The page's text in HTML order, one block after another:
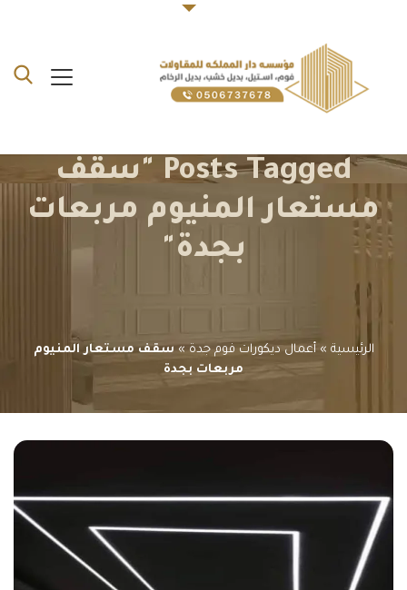
Posts Tagged "سقف
مستعار المنيوم مربعات
بجدة"
الرئيسية »أعمال ديكورات فوم جدة» سقف مستعار المنيوم
مربعات بجدة